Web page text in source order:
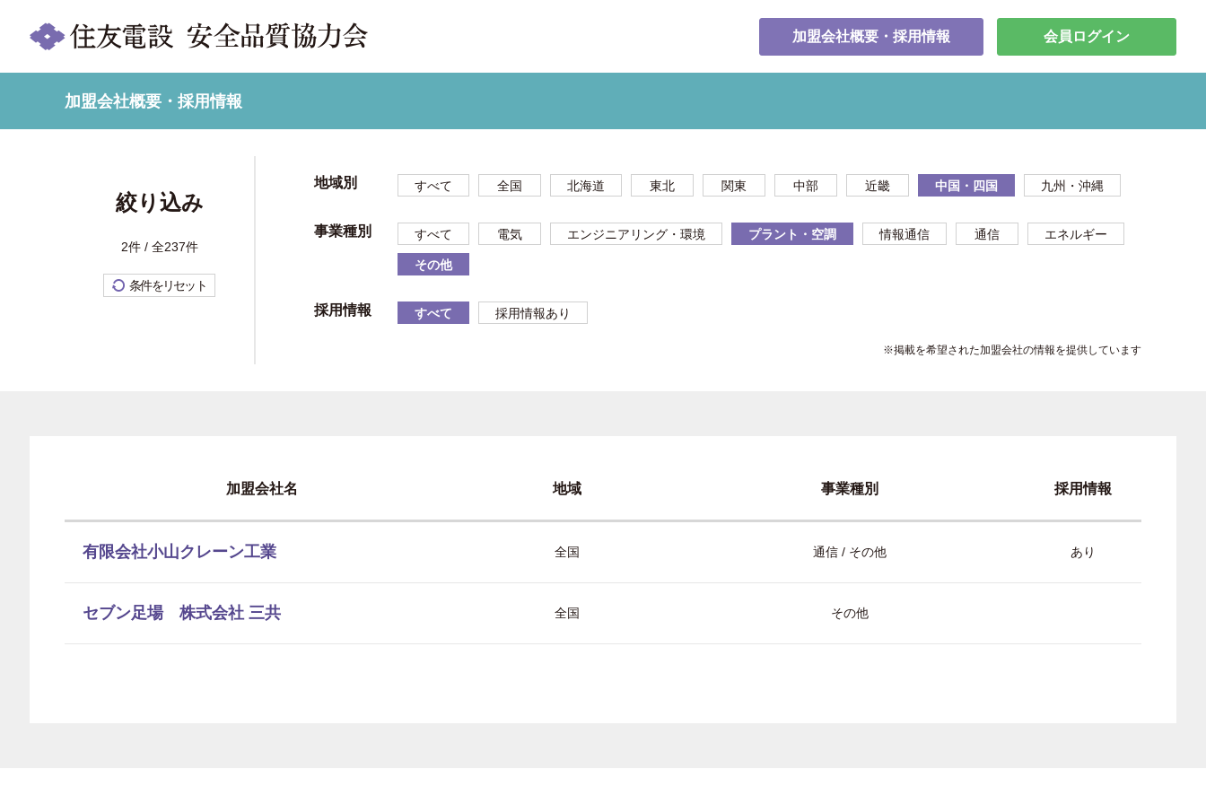
加盟会社概要・採用情報 会員ログイン
加盟会社概要・採用情報
絞り込み
2件 / 全237件
条件をリセット
地域別 すべて 全国 北海道 東北 関東 中部 近畿 中国・四国 九州・沖縄
事業種別 すべて 電気 エンジニアリング・環境 プラント・空調 情報通信 通信 エネルギー
その他
採用情報 すべて 採用情報あり
※掲載を希望された加盟会社の情報を提供しています
加盟会社名 地域 事業種別 採用情報
有限会社小山クレーン工業 全国 通信 / その他 あり
セブン足場 株式会社 三共 全国 その他